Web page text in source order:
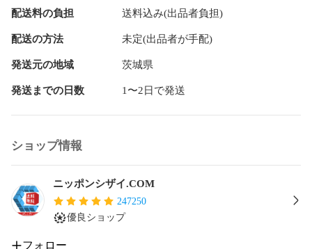
配送料の負担 送料込み(出品者負担)
配送の方法 未定(出品者が手配)
発送元の地域 茨城県
発送までの日数 1〜2日で発送
ショップ情報
ニッポンシザイ.COM
247250
優良ショップ
フォロー